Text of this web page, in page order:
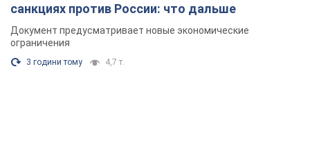
санкциях против России: что дальше
Документ предусматривает новые экономические
ограничения
3 години тому 4,7 т.